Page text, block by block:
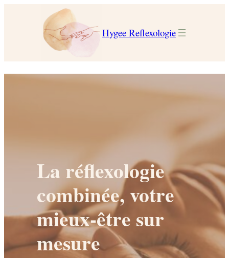
Hygee Reflexologie
La réflexologie
combinée, votre
mieux-être sur
mesure